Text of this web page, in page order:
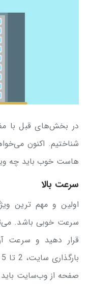
در بخش‌های قبل با
شناختیم. اکنون
هاست خوب باید چه
سرعت بالا
اولین و مهم ترین
سرعت خوبی باشد.
قرار دهید و سرعت
صفحه از وب‌سایت باید